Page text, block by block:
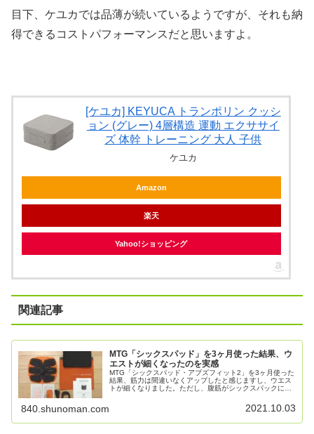
目下、ケユカでは品薄が続いているようですが、それも納
得できるコストパフォーマンスだと思いますよ。
[ケユカ] KEYUCA トランポリン クッシ
ョン (グレー) 4層構造 運動 エクササイ
ズ 体幹 トレーニング 大人 子供
ケユカ
Amazon
楽天
Yahoo!ショッピング
関連記事
MTG「シックスパッド」を3ヶ月使った結果、ウ
エストが細くなったのを実感
MTG「シックスパッド・アブズフィット2」を3ヶ月使った
結果、筋力は間違いなくアップしたと感じますし、ウエス
トが細くなりました。ただし、腹筋がシックスパックに割
ト2」と比較して効果を実感しやすいと思います。
840.shunoman.com 2021.10.03